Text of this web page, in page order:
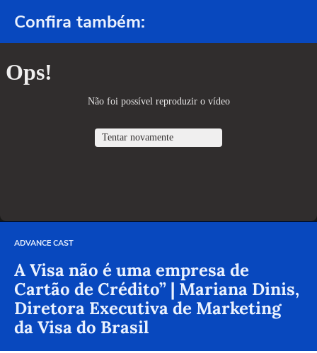
Confira também:
ADVANCE CAST
A Visa não é uma empresa de
Cartão de Crédito” | Mariana Dinis,
Diretora Executiva de Marketing
da Visa do Brasil